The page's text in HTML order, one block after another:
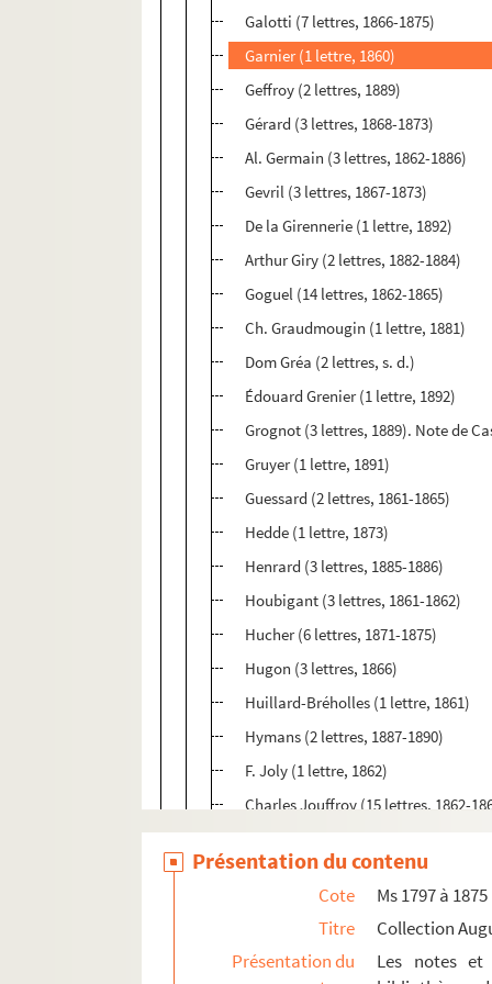
Galotti (7 lettres, 1866-1875)
Garnier (1 lettre, 1860)
Geffroy (2 lettres, 1889)
Gérard (3 lettres, 1868-1873)
Al. Germain (3 lettres, 1862-1886)
Gevril (3 lettres, 1867-1873)
De la Girennerie (1 lettre, 1892)
Arthur Giry (2 lettres, 1882-1884)
Goguel (14 lettres, 1862-1865)
Ch. Graudmougin (1 lettre, 1881)
Dom Gréa (2 lettres, s. d.)
Édouard Grenier (1 lettre, 1892)
Grognot (3 lettres, 1889). Note de
Gruyer (1 lettre, 1891)
Guessard (2 lettres, 1861-1865)
Hedde (1 lettre, 1873)
Henrard (3 lettres, 1885-1886)
Houbigant (3 lettres, 1861-1862)
Hucher (6 lettres, 1871-1875)
Hugon (3 lettres, 1866)
Huillard-Bréholles (1 lettre, 1861)
Hymans (2 lettres, 1887-1890)
F. Joly (1 lettre, 1862)
Charles Jouffroy (15 lettres, 1862-
Marthe de Jouffroy (4 lettres, 1883-
Kastner (1 lettre, 1874)
Kohler (5 lettres, 1860-1881)
Kervyn de Lettenhove (15 lettres,
Ludovic Lalanne (1 lettre, 1882)
Présentation du contenu
Cote
Ms 1797 à 1875
Titre
Collection
Présentation du
Les notes